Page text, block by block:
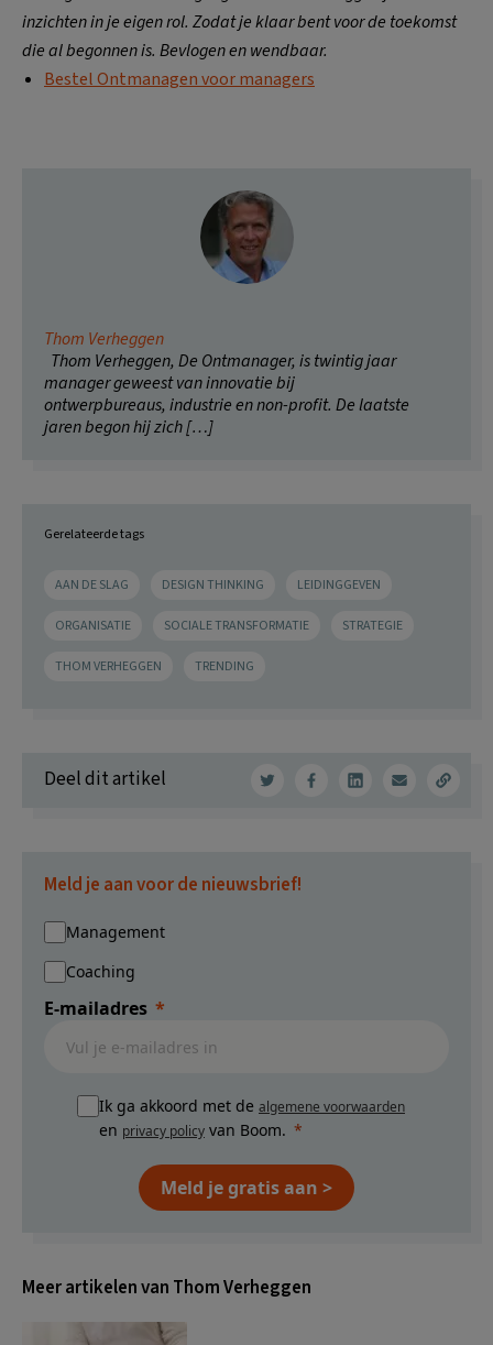
inzichten in je eigen rol. Zodat je klaar bent voor de toekomst
die al begonnen is. Bevlogen en wendbaar.
Bestel Ontmanagen voor managers
Thom Verheggen
Thom Verheggen, De Ontmanager, is twintig jaar
manager geweest van innovatie bij
ontwerpbureaus, industrie en non-profit. De laatste
jaren begon hij zich […]
Gerelateerde tags
AAN DE SLAG DESIGN THINKING LEIDINGGEVEN
ORGANISATIE SOCIALE TRANSFORMATIE STRATEGIE
THOM VERHEGGEN TRENDING
Deel dit artikel
Meld je aan voor de nieuwsbrief!
Management
Coaching
E-mailadres
Ik ga akkoord met de algemene voorwaarden
en privacy policy van Boom.
Meld je gratis aan >
Meer artikelen van Thom Verheggen